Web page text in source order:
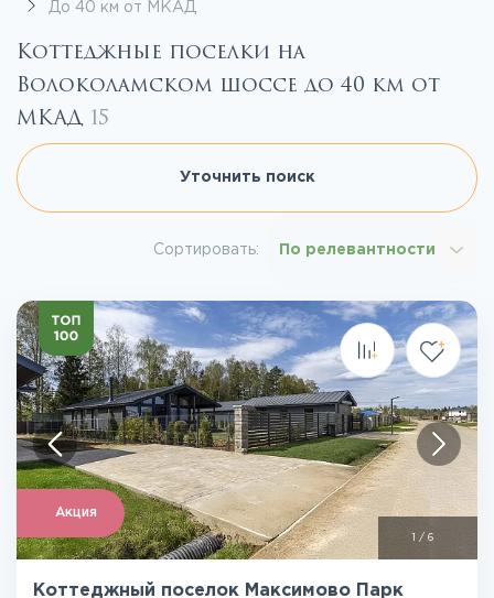
До 40 км от МКАД
Коттеджные поселки на
Волоколамском шоссе до 40 км от
МКАД 15
Уточнить поиск
Сортировать: По релевантности
Акция
/ 6
Коттеджный поселок Максимово Парк